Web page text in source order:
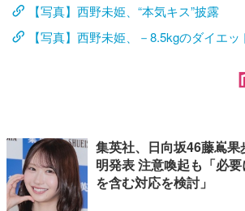
【写真】西野未姫、“本気キス”披露
【写真】西野未姫、－8.5kgのダイエ
集英社、日向坂46藤嶌
明発表 注意喚起も「必
を含む対応を検討」